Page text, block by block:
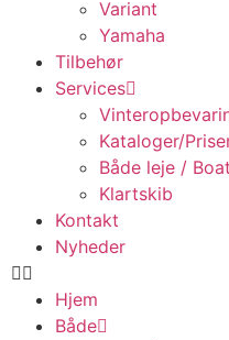
Variant
Yamaha
Tilbehør
Services
Kataloger/
Både leje /
Klartskib
Kontakt
Nyheder
Hjem
Både